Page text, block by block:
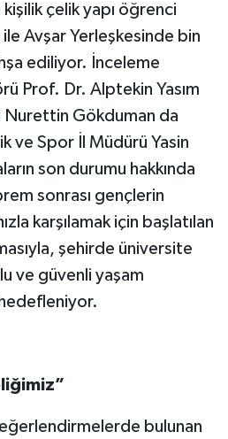
çelik yapı öğrenci
Avşar Yerleşkesinde bin
ediliyor. İnceleme
Prof. Dr. Alptekin Yasım
Nurettin Gökduman da
ve Spor İl Müdürü Yasin
son durumu hakkında
sonrası gençlerin
karşılamak için başlatılan
şehirde üniversite
ve güvenli yaşam
hedefleniyor.
bulunan